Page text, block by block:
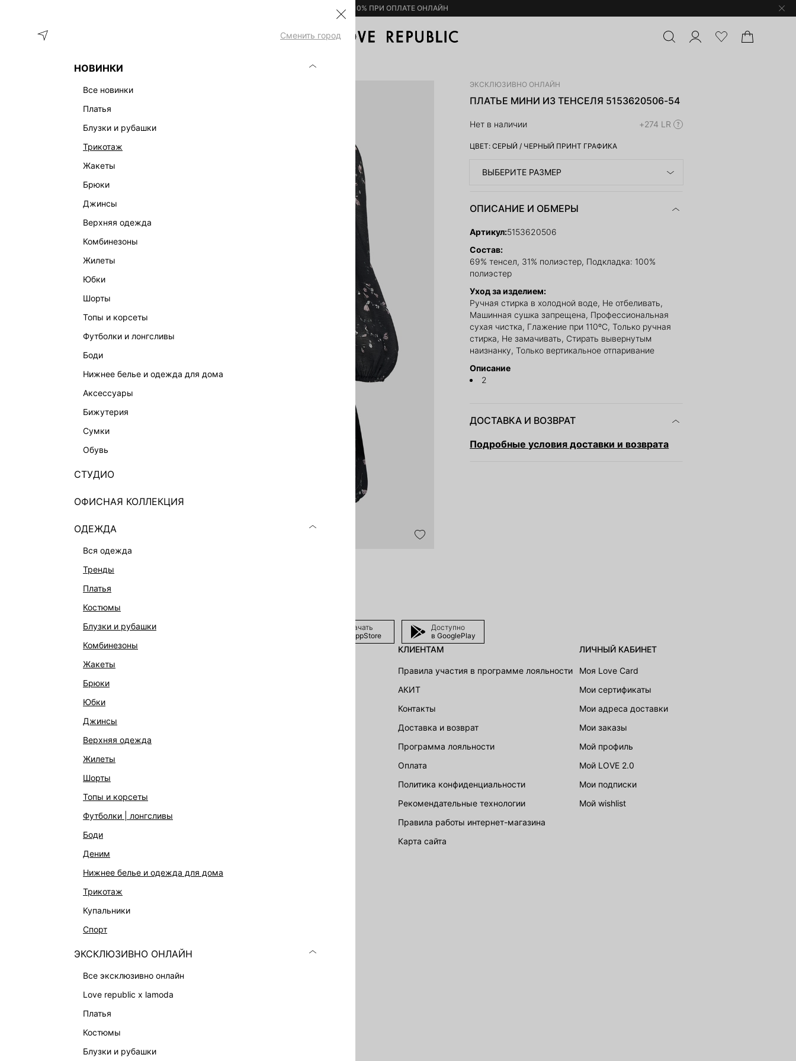
– 10% ПРИ ОПЛАТЕ ОНЛАЙН
Сменить город
НОВИНКИ
все новинки
платья
блузки и рубашки
трикотаж
жакеты
брюки
джинсы
верхняя одежда
комбинезоны
жилеты
юбки
шорты
топы и корсеты
футболки и лонгсливы
боди
нижнее белье и одежда для дома
аксессуары
бижутерия
сумки
обувь
СТУДИО
ОФИСНАЯ КОЛЛЕКЦИЯ
ОДЕЖДА
вся одежда
тренды
платья
костюмы
блузки и рубашки
комбинезоны
жакеты
брюки
юбки
джинсы
верхняя одежда
жилеты
шорты
топы и корсеты
футболки | лонгсливы
боди
деним
нижнее белье и одежда для дома
трикотаж
купальники
спорт
ЭКСКЛЮЗИВНО ОНЛАЙН
все эксклюзивно онлайн
love republic x lamoda
платья
костюмы
блузки и рубашки
ОДЕЖДА
ПЛАТЬЕ МИНИ ИЗ ТЕНСЕЛЯ 5153620506-54
ЭКСКЛЮЗИВНО ОНЛАЙН
ПЛАТЬЕ МИНИ ИЗ ТЕНСЕЛЯ 5153620506-54
Нет в наличии +274 LR
ЦВЕТ:СЕРЫЙ / ЧЕРНЫЙ ПРИНТ ГРАФИКА
ВЫБЕРИТЕ РАЗМЕР
ОПИСАНИЕ И ОБМЕРЫ
Артикул:5153620506
Состав:
69% тенсел, 31% полиэстер, Подкладка: 100%
полиэстер
Уход за изделием:
Ручная стирка в холодной воде, Не отбеливать,
Машинная сушка запрещена, Профессиональная
сухая чистка, Глажение при 110ºС, Только ручная
стирка, Не замачивать, Стирать вывернутым
наизнанку, Только вертикальное отпаривание
Описание
2
ДОСТАВКА И ВОЗВРАТ
Подробные условия доставки и возврата
Скачать
в AppStore
Доступно
в GooglePlay
ОФИСНАЯ КОЛЛЕКЦИЯ
ЭКСКЛЮЗИВНО ОНЛАЙН
АКСЕССУАРЫ И УКРАШЕНИЯ
ФИНАЛЬНАЯ РАСПРОДАЖА
ПОДАРОЧНЫЕ СЕРТИФИКАТЫ
БАЛЬЗАМЫ-ТИНТЫ
ЛИМИТИРОВАННЫЕ КОЛЛЕКЦИИ
КАПСУЛЬНЫЙ ГАРДЕРОБ
БОХО-ШИК
В ОТТЕНКАХ СЕРОГО
LOVE REPUBLIC MAISON
ДАЙДЖЕСТ
КЛИЕНТАМ
Правила участия в программе лояльности
АКИТ
Контакты
Доставка и возврат
Программа лояльности
Оплата
Политика конфиденциальности
Рекомендательные технологии
Правила работы интернет-магазина
карта сайта
ЛИЧНЫЙ КАБИНЕТ
Моя Love Card
Мои сертификаты
Мои адреса доставки
Мои заказы
Мой профиль
Мой LOVE 2.0
Мои подписки
Мой wishlist